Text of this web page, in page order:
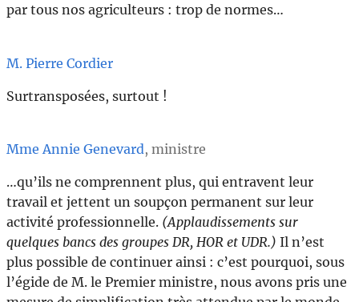
par tous nos agriculteurs : trop de normes…
M. Pierre Cordier
Surtransposées, surtout !
Mme Annie Genevard, ministre
…qu’ils ne comprennent plus, qui entravent leur
travail et jettent un soupçon permanent sur leur
activité professionnelle. (Applaudissements sur
quelques bancs des groupes DR, HOR et UDR.) Il n’est
plus possible de continuer ainsi : c’est pourquoi, sous
l’égide de M. le Premier ministre, nous avons pris une